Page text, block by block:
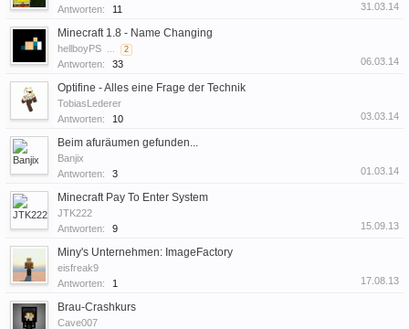
Antworten:
11 31.03.14
Minecraft 1.8 - Name Changing
hellboyPS ... 2
Antworten: 33 06.03.14
Optifine - Alles eine Frage der Technik
TobiasLederer
Antworten:
10 03.03.14
Beim afuräumen gefunden...
Banjix
Antworten:
3 01.03.14
Minecraft Pay To Enter System
JTK222
Antworten:
9 15.09.13
Miny's Unternehmen: ImageFactory
eisfreak9
Antworten:
1 17.08.13
Brau-Crashkurs
Cave007